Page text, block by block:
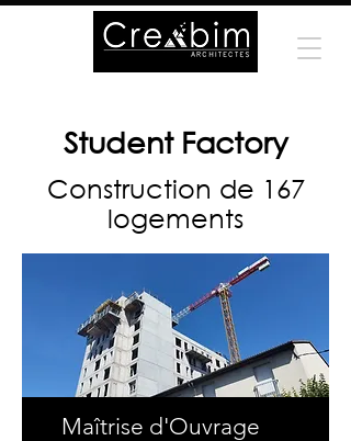
Student Factory
Construction de 167
logements
Maîtrise d'Ouvrage